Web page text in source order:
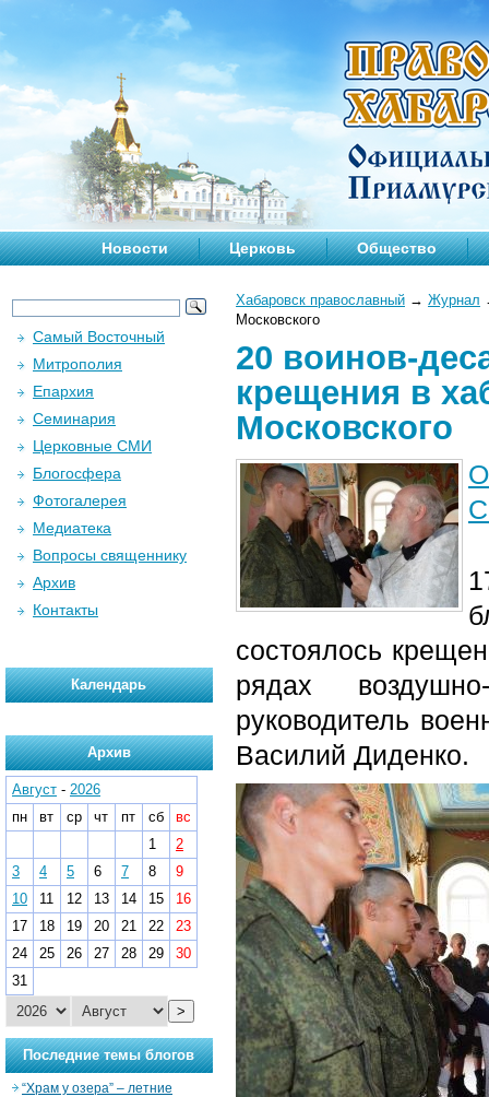
Новости Церковь Общество
Хабаровск православный → Журнал
Московского
20 воинов-
крещения в
Московского
состоялось
рядах
руководитель
Василий Диденко.
Самый Восточный
Митрополия
Епархия
Семинария
Церковные СМИ
Блогосфера
Фотогалерея
Медиатека
Вопросы священнику
Архив
Контакты
Календарь
Архив
Август - 2026
пн
вт ср чт пт сб
вс
1
2
3
4 5 6 7 8
9
10
11 12 13 14 15
16
17
18 19 20 21 22
23
24
25 26 27 28 29
30
31
>
Последние темы блогов
“Храм у озера” – летние